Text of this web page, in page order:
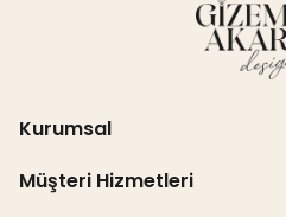
Kurumsal
Müşteri Hizmetleri